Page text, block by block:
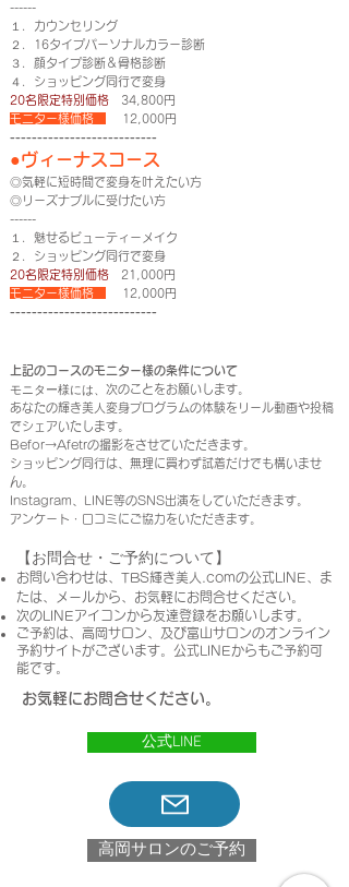
------
１．カウンセリング
２．16タイプパーソナルカラー診断
３．顔タイプ診断＆骨格診断
４．ショッピング同行で変身
20名限定特別価格 34,800円
モニター様価格
12,000円
---------------------------
●ヴィーナスコース
◎気軽に短時間で変身を叶えたい方
◎リーズナブルに受けたい方
------
１．魅せるビューティーメイク
２．ショッピング同行で変身
20名限定特別価格 21,000円
モニター様価格
12,000円
---------------------------
​上記のコースのモニター様の条件について
モニター様には、​ 次のことをお願いします。
​あなたの輝き美人変身プログラムの体験をリール動画や投稿
でシェアいたします。
Befor→Afetrの撮影をさせていただきます。
​ショッピング同行は、無理に買わず試着だけでも構いませ
ん。
Instagram、LINE等のSNS出演をしていただきます。
アンケート・口コミにご協力をいただきます。
​【お問合せ・ご予約について】
お問い合わせは、 ​TBS輝き美人.comの公式LINE、ま
たは、メールから、お気軽にお問合せください。
次のLINEアイコンから友達登録をお願いします。
ご予約は、​高岡サロン、及び富山サロンのオンライン
予約サイトがございます。公式LINEからもご予約可
能です。
お気軽にお問合せください。
公式LINE
高岡サロンのご予約